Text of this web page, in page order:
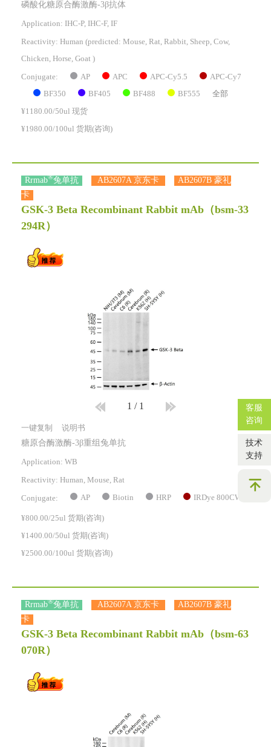
磷酸化糖原合酶激酶-3β抗体
Application: IHC-P, IHC-F, IF
Reactivity: Human (predicted: Mouse, Rat, Rabbit, Sheep, Cow,
Chicken, Horse, Goat )
Conjugate: AP APC APC-Cy5.5 APC-Cy7
BF350 BF405 BF488 BF555 全部
¥1180.00/50ul 现货
¥1980.00/100ul 货期(咨询)
Rrmab®兔单抗 AB2607A 京东卡
AB2607B 豪礼
卡
GSK-3 Beta Recombinant Rabbit mAb （bsm-33
294R）
1 / 1
一键复制 说明书
糖原合酶激酶-3β重组兔单抗
Application: WB
Reactivity: Human, Mouse, Rat
Conjugate: AP Biotin HRP IRDye 800CW
¥800.00/25ul 货期(咨询)
¥1400.00/50ul 货期(咨询)
¥2500.00/100ul 货期(咨询)
Rrmab®兔单抗 AB2607A 京东卡
AB2607B 豪礼
卡
GSK-3 Beta Recombinant Rabbit mAb （bsm-63
070R）
客服
咨询
技术
支持